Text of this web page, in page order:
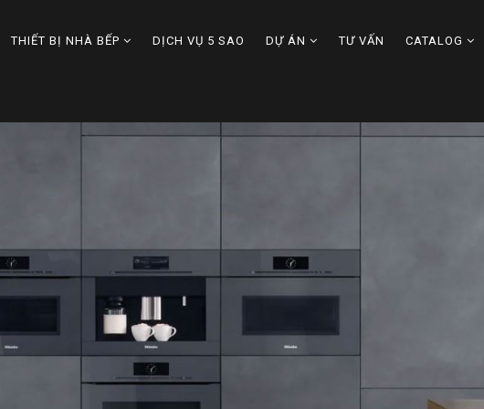
THIẾT BỊ NHÀ BẾP DỊCH VỤ 5 SAO DỰ ÁN TƯ VẤN CATALOG